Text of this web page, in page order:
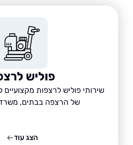
פוליש לרצפה
שירותי פוליש לרצפות מקצועיים לחידוש
של הרצפה בבתים, משרדים